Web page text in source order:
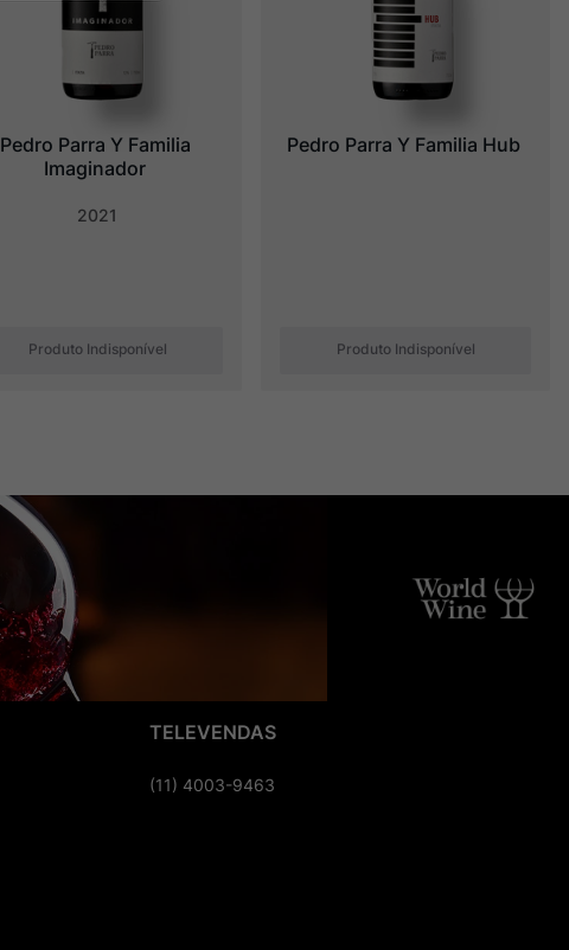
Pedro Parra Y Familia
Imaginador
2021
Produto Indisponível
Pedro Parra Y Familia Hub
Produto Indisponível
TELEVENDAS
(11) 4003-9463